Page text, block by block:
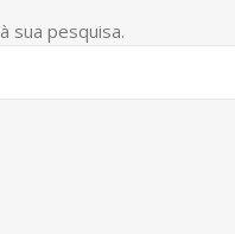
sua pesquisa.